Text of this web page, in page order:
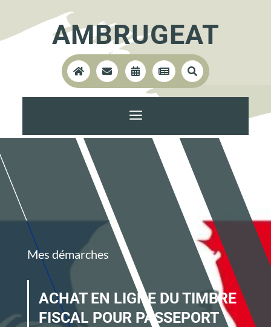
AMBRUGEAT
    
a
Mes démarches
ACHAT EN LIGNE DU TIMBRE
FISCAL POUR PASSEPORT